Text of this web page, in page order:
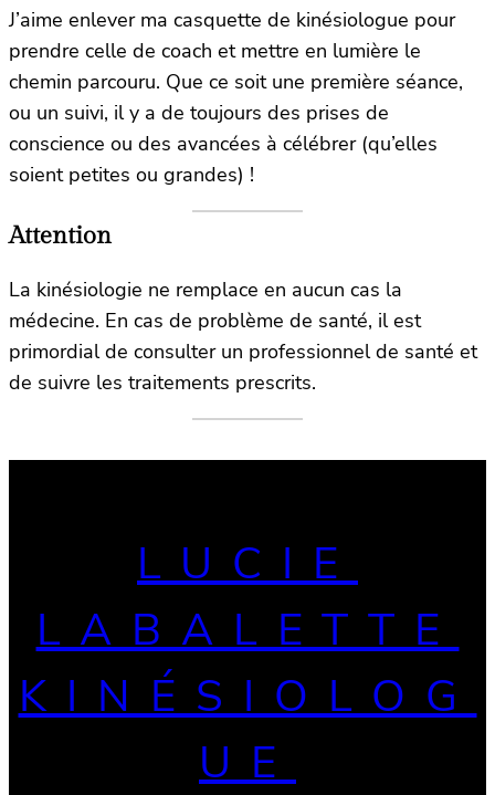
J’aime enlever ma casquette de kinésiologue pour
prendre celle de coach et mettre en lumière le
chemin parcouru. Que ce soit une première séance,
ou un suivi, il y a de toujours des prises de
conscience ou des avancées à célébrer (qu’elles
soient petites ou grandes) !
Attention
La kinésiologie ne remplace en aucun cas la
médecine. En cas de problème de santé, il est
primordial de consulter un professionnel de santé et
de suivre les traitements prescrits.
LUCIE
LABALETTE
KINÉSIOLOG
UE